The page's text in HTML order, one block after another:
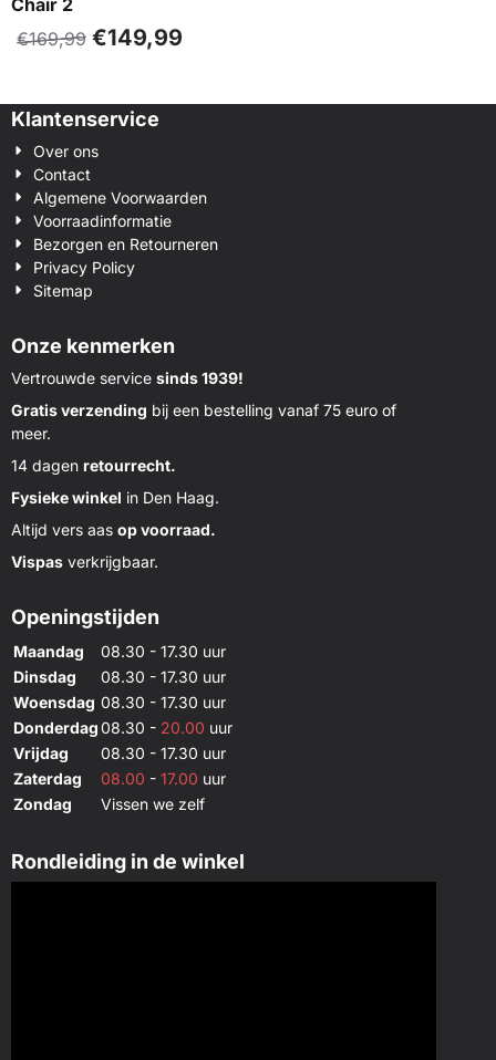
Chair 2
€169,99 €149,99
Klantenservice
Over ons
Contact
Algemene Voorwaarden
Voorraadinformatie
Bezorgen en Retourneren
Privacy Policy
Sitemap
Onze kenmerken
Vertrouwde service sinds 1939!
Gratis verzending bij een bestelling vanaf 75 euro of
meer.
14 dagen retourrecht.
Fysieke winkel in Den Haag.
Altijd vers aas op voorraad.
Vispas verkrijgbaar.
Openingstijden
Maandag
08.30 - 17.30 uur
Dinsdag
08.30 - 17.30 uur
Woensdag 08.30 - 17.30 uur
Donderdag08.30 - 20.00 uur
Vrijdag
08.30 - 17.30 uur
Zaterdag
08.00 - 17.00 uur
Zondag
Vissen we zelf
Rondleiding in de winkel